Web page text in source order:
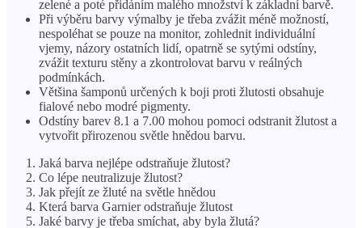
zelené a poté přidáním malého množství k základní barvě.
Při výběru barvy výmalby je třeba zvážit méně možností,
nespoléhat se pouze na monitor, zohlednit individuální
vjemy, názory ostatních lidí, opatrně se sytými odstíny,
zvážit texturu stěny a zkontrolovat barvu v reálných
podmínkách.
Většina šamponů určených k boji proti žlutosti obsahuje
fialové nebo modré pigmenty.
Odstíny barev 8.1 a 7.00 mohou pomoci odstranit žlutost a
vytvořit přirozenou světle hnědou barvu.
Jaká barva nejlépe odstraňuje žlutost?
Co lépe neutralizuje žlutost?
Jak přejít ze žluté na světle hnědou
Která barva Garnier odstraňuje žlutost
Jaké barvy je třeba smíchat, aby byla žlutá?